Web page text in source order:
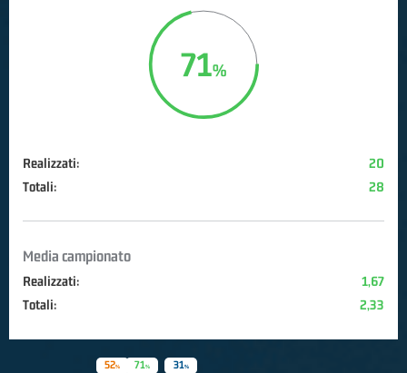
71
Realizzati:
20
Totali:
28
Media campionato
Realizzati:
1,67
Totali:
2,33
71
52 31